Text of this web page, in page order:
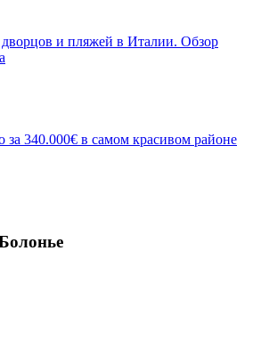
дворцов и пляжей в Италии. Обзор
за 340.000€ в самом красивом районе